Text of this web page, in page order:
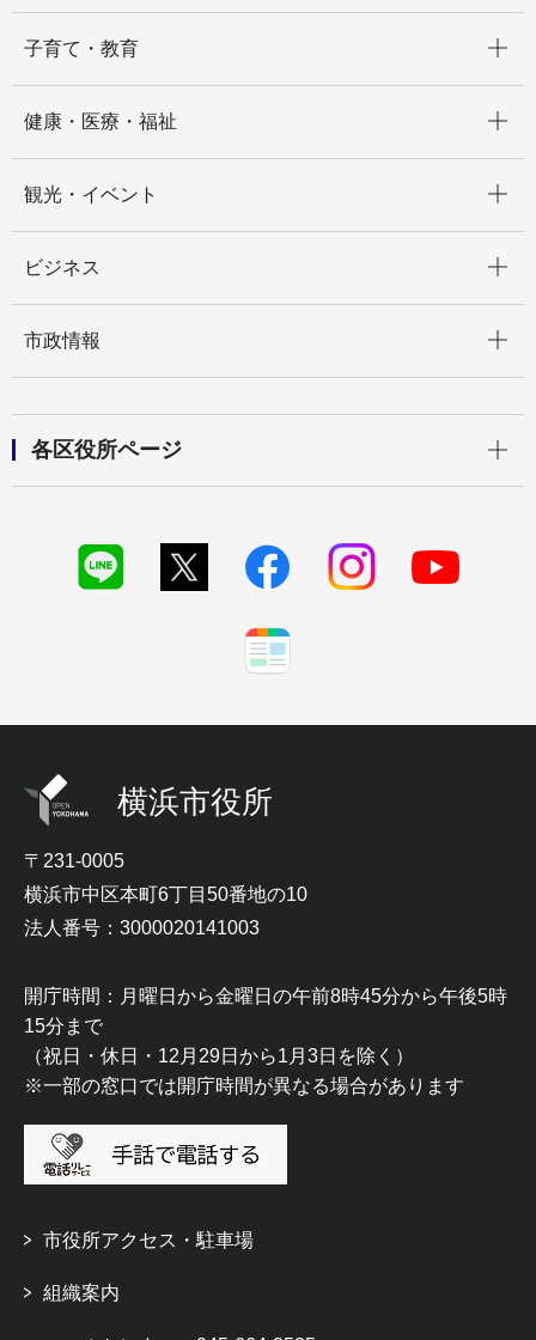
子育て・教育
健康・医療・福祉
観光・イベント
ビジネス
市政情報
各区役所ページ
横浜市役所
〒231-0005
横浜市中区本町6丁目50番地の10
法人番号：3000020141003
開庁時間：月曜日から金曜日の午前8時45分から午後5時
15分まで
（祝日・休日・12月29日から1月3日を除く）
※一部の窓口では開庁時間が異なる場合があります
市役所アクセス・駐車場
組織案内